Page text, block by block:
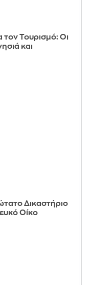
τον Τουρισμό: Οι
και
Δικαστήριο
Οίκο